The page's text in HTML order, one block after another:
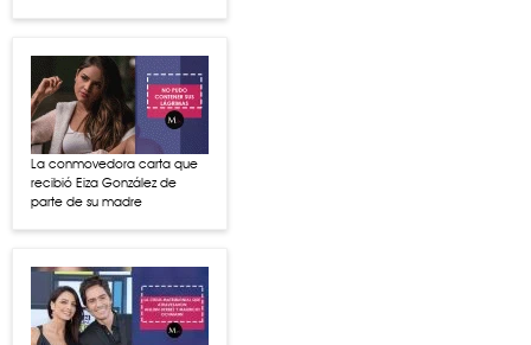
La conmovedora carta que
recibió Eiza González de
parte de su madre